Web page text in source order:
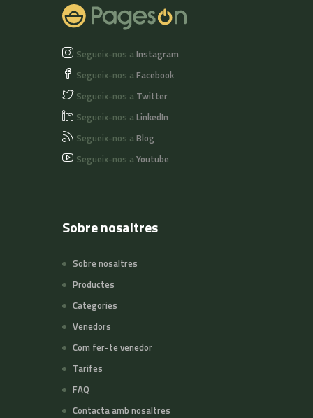
Segueix-nos aInstagram
Segueix-nos aFacebook
Segueix-nos a Twitter
Segueix-nos aLinkedIn
Segueix-nos aBlog
Segueix-nos aYoutube
Sobre nosaltres
Sobre nosaltres
Productes
Categories
Venedors
Com fer-te venedor
Tarifes
FAQ
Contacta amb nosaltres